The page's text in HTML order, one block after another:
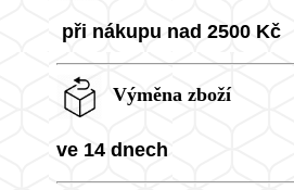
při nákupu nad 2500 Kč
Výměna zboží
ve 14 dnech